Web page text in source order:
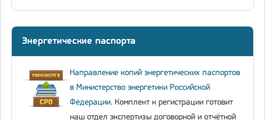
Энергетические паспорта
Направление копий энергетических паспортов
в Министерство энергетики Российской
Федерации. Комплект к регистрации готовит
наш отдел экспертизы договорной и отчётной